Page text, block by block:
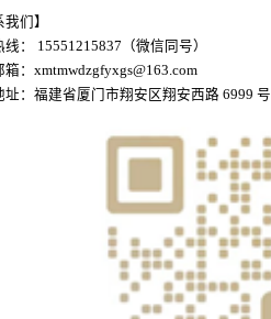
我们】
线： 15551215837（微信同号）
箱：xmtmwdzgfyxgs@163.com
址：福建省厦门市翔安区翔安西路 6999 号